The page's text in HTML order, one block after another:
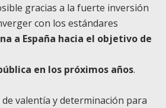
gracias a la fuerte inversión
con los estándares
a España hacia el objetivo de
en los próximos años.
valentía y determinación para